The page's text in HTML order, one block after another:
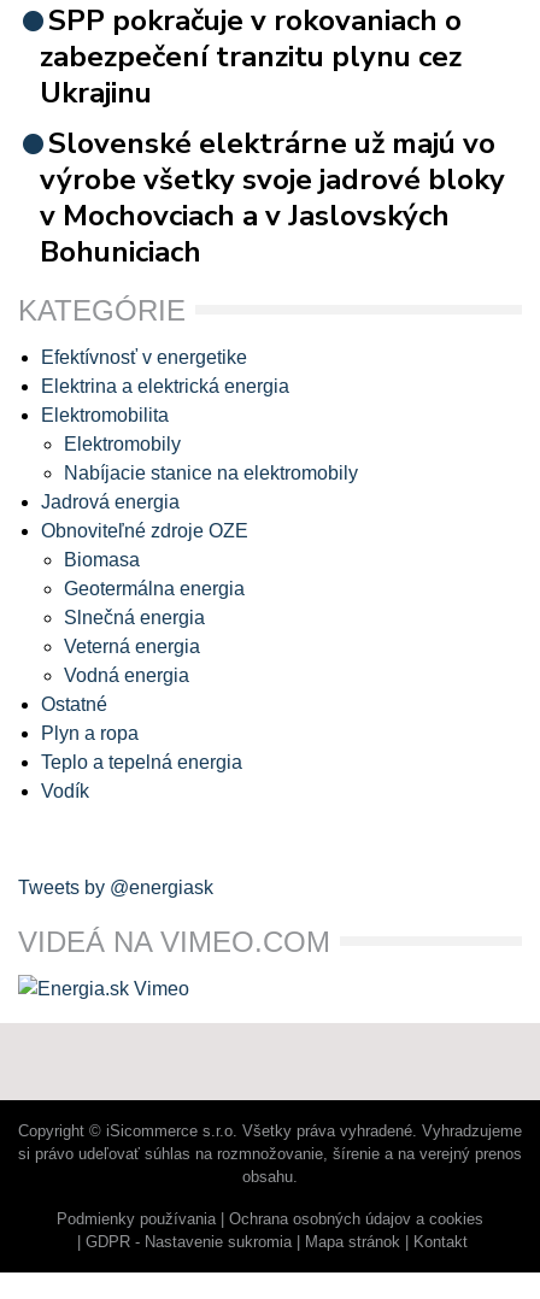
SPP pokračuje v rokovaniach o
zabezpečení tranzitu plynu cez
Ukrajinu
Slovenské elektrárne už majú vo
výrobe všetky svoje jadrové bloky
v Mochovciach a v Jaslovských
Bohuniciach
KATEGÓRIE
Efektívnosť v energetike
Elektrina a elektrická energia
Elektromobilita
Elektromobily
Nabíjacie stanice na elektromobily
Jadrová energia
Obnoviteľné zdroje OZE
Biomasa
Geotermálna energia
Slnečná energia
Veterná energia
Vodná energia
Ostatné
Plyn a ropa
Teplo a tepelná energia
Vodík
Tweets by @energiask
VIDEÁ NA VIMEO.COM
Copyright © iSicommerce s.r.o. Všetky práva vyhradené. Vyhradzujeme
si právo udeľovať súhlas na rozmnožovanie, šírenie a na verejný prenos
obsahu.
Podmienky používania
Ochrana osobných údajov a cookies
GDPR - Nastavenie sukromia
Mapa stránok Kontakt